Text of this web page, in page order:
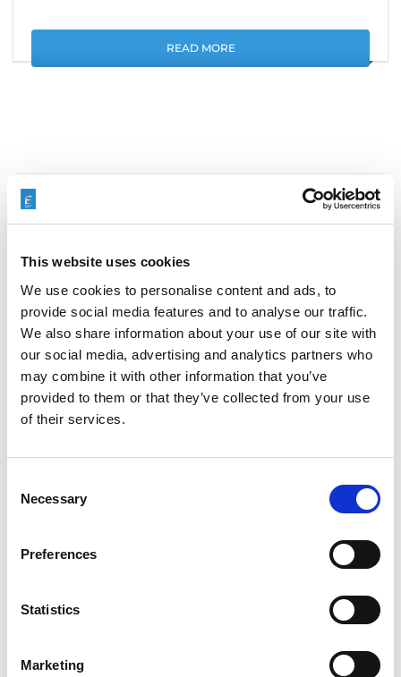
This website uses cookies
We use cookies to personalise content and ads, to
provide social media features and to analyse our traffic.
We also share information about your use of our site with
our social media, advertising and analytics partners who
may combine it with other information that you’ve
provided to them or that they’ve collected from your use
of their services.
Selection
Necessary
Preferences
Statistics
Marketing
READ MORE
for:
AKTUALNOŚCI
MACHEN SIE SICH BEREIT FÜR EIN TREFFEN MIT
DEM TEAM VON EXTRUDE HONE INDIA AUF DER
ENGIMACH.
THERMISCHES ENTGRATEN (TEM)